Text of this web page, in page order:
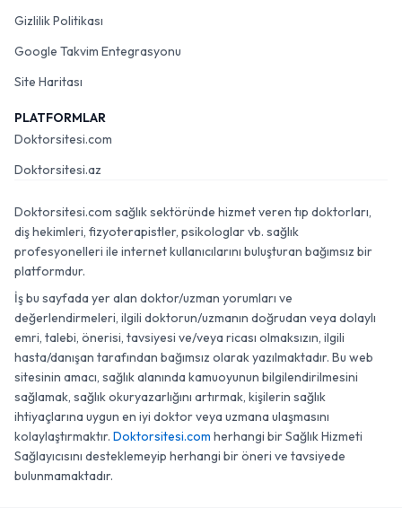
Gizlilik Politikası
Google Takvim Entegrasyonu
Site Haritası
PLATFORMLAR
Doktorsitesi.com
Doktorsitesi.az
Doktorsitesi.com sağlık sektöründe hizmet veren tıp doktorları,
diş hekimleri, fizyoterapistler, psikologlar vb. sağlık
profesyonelleri ile internet kullanıcılarını buluşturan bağımsız bir
platformdur.
İş bu sayfada yer alan doktor/uzman yorumları ve
değerlendirmeleri, ilgili doktorun/uzmanın doğrudan veya dolaylı
emri, talebi, önerisi, tavsiyesi ve/veya ricası olmaksızın, ilgili
hasta/danışan tarafından bağımsız olarak yazılmaktadır. Bu web
sitesinin amacı, sağlık alanında kamuoyunun bilgilendirilmesini
sağlamak, sağlık okuryazarlığını artırmak, kişilerin sağlık
ihtiyaçlarına uygun en iyi doktor veya uzmana ulaşmasını
kolaylaştırmaktır. Doktorsitesi.com herhangi bir Sağlık Hizmeti
Sağlayıcısını desteklemeyip herhangi bir öneri ve tavsiyede
bulunmamaktadır.